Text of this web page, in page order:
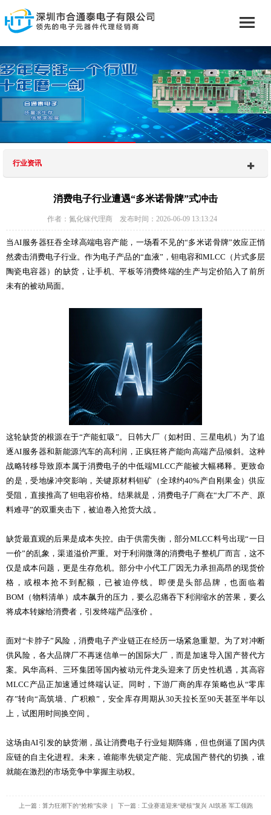
行业资讯
消费电子行业遭遇“多米诺骨牌”式冲击
作者：氮化镓代理商 发布时间：2026-06-09 13:13:24
当AI服务器狂吞全球高端电容产能，一场看不见的“多米诺骨牌”效应正悄
然袭击消费电子行业。作为电子产品的“血液”，钽电容和MLCC（片式多层
陶瓷电容器）的缺货，让手机、平板等消费终端的生产与定价陷入了前所
未有的被动局面。
这轮缺货的根源在于“产能虹吸”。日韩大厂（如村田、三星电机）为了追
逐AI服务器和新能源汽车的高利润，正疯狂将产能向高端产品倾斜。这种
战略转移导致原本属于消费电子的中低端MLCC产能被大幅稀释。更致命
的是，受地缘冲突影响，关键原材料钽矿（全球约40%产自刚果金）供应
受阻，直接推高了钽电容价格。结果就是，消费电子厂商在“大厂不产、原
料难寻”的双重夹击下，被迫卷入抢货大战 。
缺货最直观的后果是成本失控。由于供需失衡，部分MLCC料号出现“一日
一价”的乱象，渠道溢价严重。对于利润微薄的消费电子整机厂而言，这不
仅是成本问题，更是生存危机。部分中小代工厂因无力承担高昂的现货价
格，或根本抢不到配额，已被迫停线。即便是头部品牌，也面临着
BOM（物料清单）成本飙升的压力，要么忍痛吞下利润缩水的苦果，要么
将成本转嫁给消费者，引发终端产品涨价 。
面对“卡脖子”风险，消费电子产业链正在经历一场紧急重塑。为了对冲断
供风险，各大品牌厂不再迷信单一的国际大厂，而是加速导入国产替代方
案。风华高科、三环集团等国内被动元件龙头迎来了历史性机遇，其高容
MLCC产品正加速通过终端认证。同时，下游厂商的库存策略也从“零库
存”转向“高筑墙、广积粮”，安全库存周期从30天拉长至90天甚至半年以
上，试图用时间换空间 。
这场由AI引发的缺货潮，虽让消费电子行业短期阵痛，但也倒逼了国内供
应链的自主化进程。未来，谁能率先锁定产能、完成国产替代的切换，谁
就能在激烈的市场竞争中掌握主动权。
上一篇 : 算力狂潮下的“抢粮”实录| 下一篇 : 工业赛道迎来“硬核”复兴 AI筑基 军工领跑